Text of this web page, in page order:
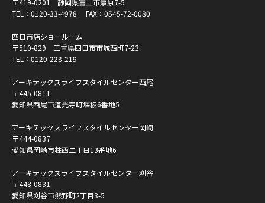
〒419-0201 静岡県富士市厚原7-5
TEL： 0120-33-4978 FAX：0545-72-0080
四日市店ショールーム
〒510-829 三重県四日市市城西町7-23
TEL： 0120-223-219
アーキテックスライフスタイルセンター西尾
〒445-0811
愛知県西尾市道光寺町堰板6番地5
アーキテックスライフスタイルセンター岡崎
〒444-0837
愛知県岡崎市柱西二丁目13番地6
アーキテックスライフスタイルセンター刈谷
〒448-0831
愛知県刈谷市熊野町2丁目3-5